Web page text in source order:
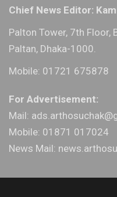
Chief News Editor:
Palton Tower, 7th Floor,
Paltan, Dhaka-1000.
Mobile: 01721 675878
For Advertisement:
Mail:
Mobile: 01871 017024
News Mail: